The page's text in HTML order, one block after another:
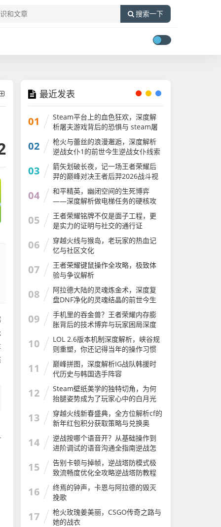
搜索一下
最近发表
01
Steam平台上的血色狂欢，深度解
析屠夫游戏背后的恐惧与 steam屠
夫游戏
02
枪火与蕾丝的浪漫邂逅，深度解析
逆战女仆1的前世今生逆战女仆线索
还可以刷吗
03
箭矢划破长夜，记一场王者荣耀后
羿的巅峰对决王者后羿2026战斗视
频
04
和平精英，幽闭空间的生死博弈
——深度解析做电梯任务的硬核攻
略与心跳时刻和平精英做电梯任务
怎么做
05
王者荣耀铭牌不仅是面子工程，更
是实力的证明与社交的通行证
06
穿越火线与猴岛，老玩家的热血记
忆与社区文化
07
王者荣耀键鼠操作全攻略，极致体
验与争议解析
08
阿拉德大陆的灵魂炼金术，深度复
盘DNF净化的灵魂结晶的前世今生
与用途
09
手机里的吞金兽？王者荣耀内存膨
胀背后的技术博弈与玩家困局深度
10
LOL 2.6版本机制深度解析，峡谷规
则重塑，你还记得当年的操作习惯
吗？电线为什么是两根
11
巅峰拼图，深度解析IG战队韩援时
代历史与韩国选手阵容
12
Steam壁纸美学的独特切角，为何
抬腿姿势成为了玩家心中的白月光
抬腿游戏
13
穿越火线新春盛典，全方位解析cf的
新年红包积分获取策略与兑换奥
秘，赢取年度豪礼cf的新年红包积分
怎么算
14
逆战按哪个语音开？从基础操作到
进阶调试的语音沟通全指南逆战怎
么开语音
15
告别卡顿与掉帧，逆战塔防模式极
致流畅度优化全攻略逆战塔防教程
介绍
16
终焉的钟声，卡恩与阿拉德的毁灭
挽歌
17
枪火玫瑰姜美丽，CSGO传奇之路与
她的战衣